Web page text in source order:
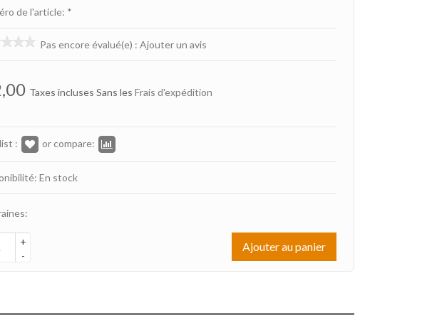
de l'article: *
Pas encore évalué(e) : Ajouter un avis
Taxes incluses Sans les Frais d'expédition
: or compare:
En stock
+
-
Ajouter au panier